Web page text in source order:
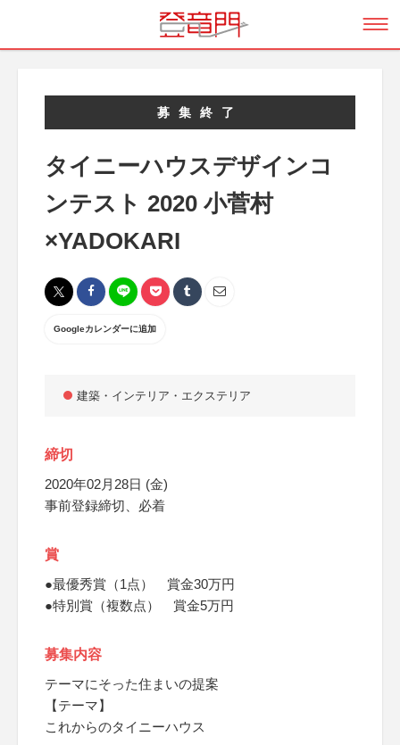
募集終了
タイニーハウスデザインコ
ンテスト 2020 小菅村
×YADOKARI
Googleカレンダーに追加
建築・インテリア・エクステリア
締切
2020年02月28日 (金)
事前登録締切、必着
賞
●最優秀賞（1点） 賞金30万円
●特別賞（複数点） 賞金5万円
募集内容
テーマにそった住まいの提案
【テーマ】
これからのタイニーハウス